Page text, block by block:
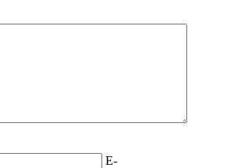
E-